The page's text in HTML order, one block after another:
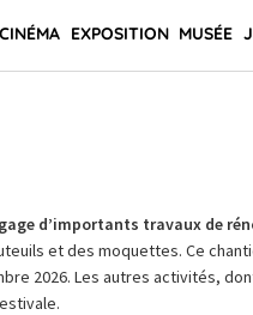
CINÉMA EXPOSITION MUSÉE
d’importants travaux de
et des moquettes. Ce
2026. Les autres activités,